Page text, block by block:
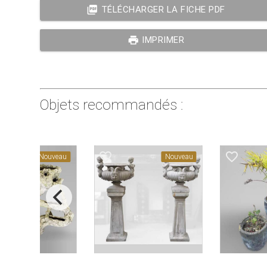
picture_as_pdf TÉLÉCHARGER LA FICHE PDF
print IMPRIMER
Objets recommandés :
favorite_border Nouveau favorite_border
Nouveau